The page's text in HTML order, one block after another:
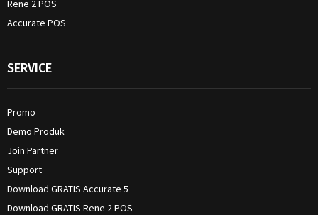
Rene 2 POS
Accurate POS
SERVICE
Promo
Demo Produk
Join Partner
Support
Download GRATIS Accurate 5
Download GRATIS Rene 2 POS